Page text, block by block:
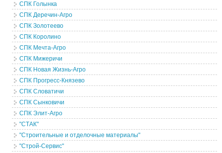
СПК Голынка
СПК Деречин-Агро
СПК Золотеево
СПК Королино
СПК Мечта-Агро
СПК Мижеричи
СПК Новая Жизнь-Агро
СПК Прогресс-Князево
СПК Словатичи
СПК Сынковичи
СПК Элит-Агро
"СТАК"
"Строительные и отделочные материалы"
"Строй-Сервис"